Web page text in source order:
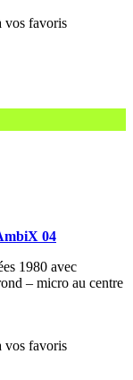
04
1980 avec
– micro au centre